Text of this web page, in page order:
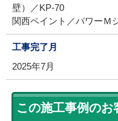
壁）／KP-70
関西ペイント／パワーＭ
工事完了月
2025年7月
この施工事例の